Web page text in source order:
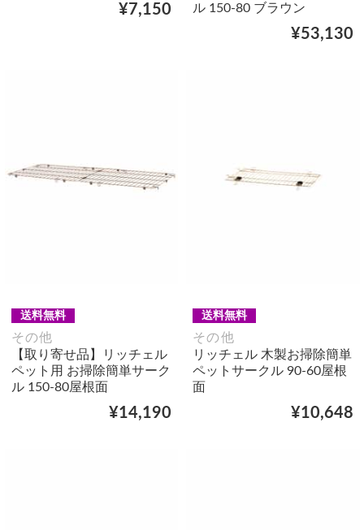
¥7,150
ル 150-80 ブラウン
¥53,130
送料無料
その他
【取り寄せ品】リッチェル
ペット用 お掃除簡単サーク
ル 150-80屋根面
¥14,190
送料無料
その他
リッチェル 木製お掃除簡単
ペットサークル 90-60屋根
面
¥10,648